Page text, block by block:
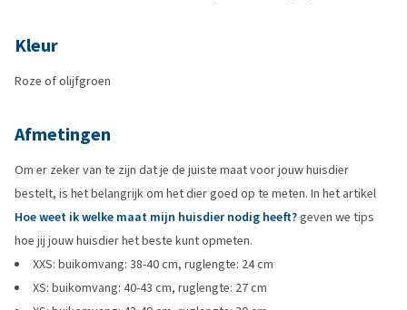
Kleur
Roze of olijfgroen
Afmetingen
Om er zeker van te zijn dat je de juiste maat voor jouw huisdier
bestelt, is het belangrijk om het dier goed op te meten. In het artikel
Hoe weet ik welke maat mijn huisdier nodig heeft?geven we tips
hoe jij jouw huisdier het beste kunt opmeten.
XXS: buikomvang: 38-40 cm, ruglengte: 24 cm
XS: buikomvang: 40-43 cm, ruglengte: 27 cm